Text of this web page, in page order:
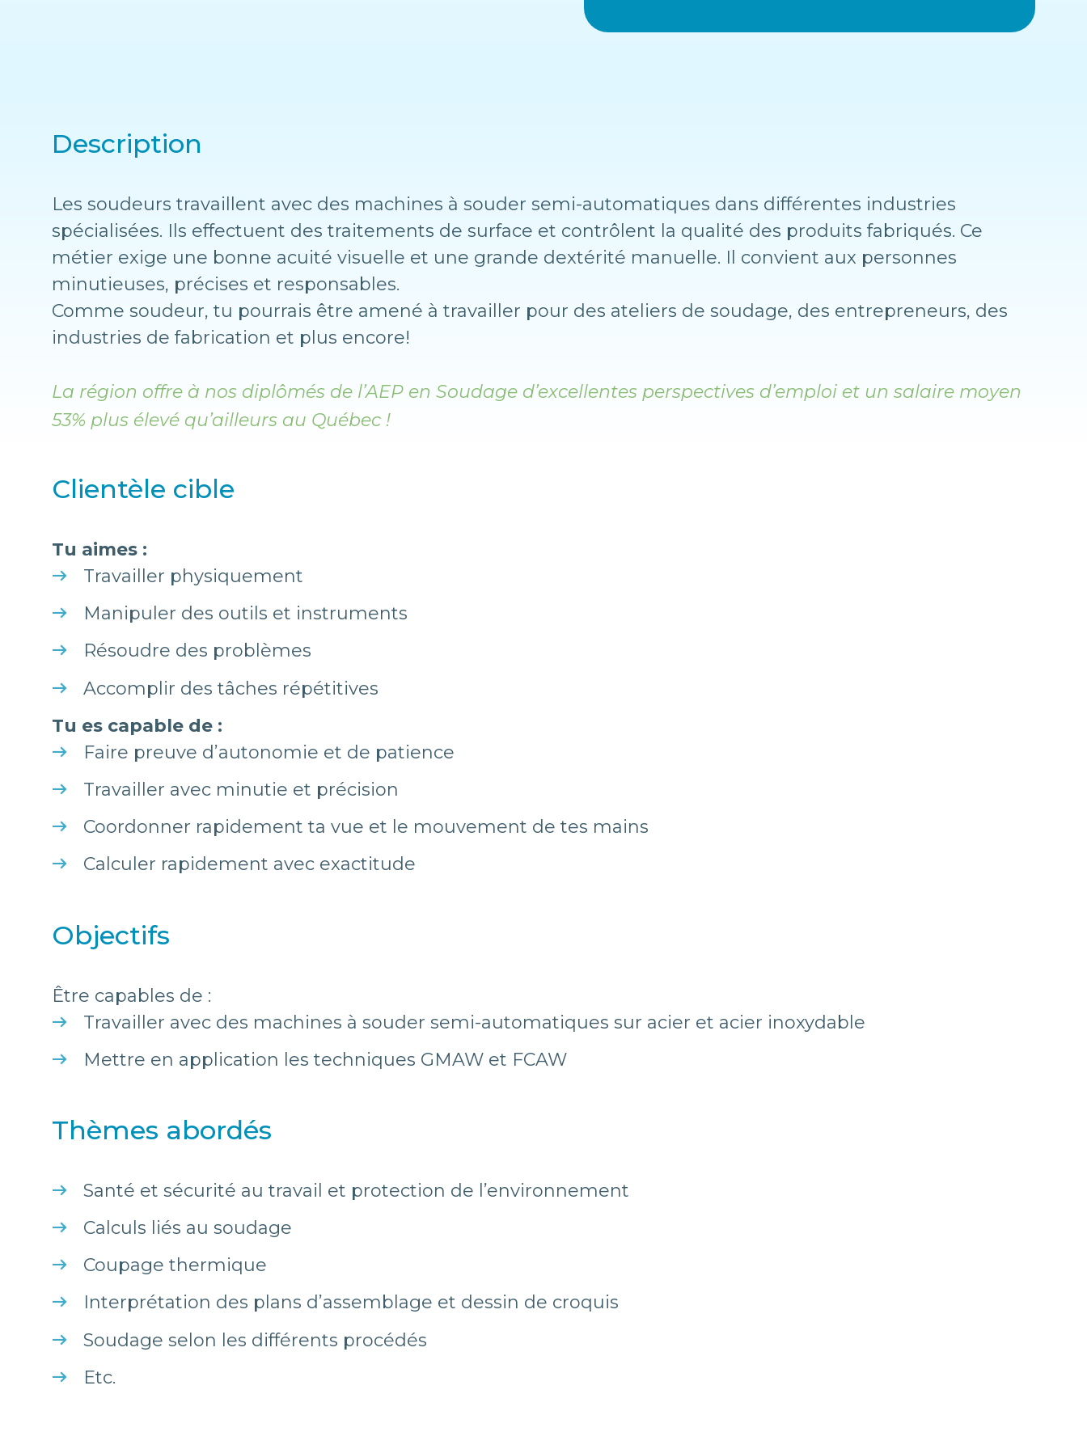
Description
Les soudeurs travaillent avec des machines à souder semi-automatiques dans différentes industries
spécialisées. Ils effectuent des traitements de surface et contrôlent la qualité des produits fabriqués. Ce
métier exige une bonne acuité visuelle et une grande dextérité manuelle. Il convient aux personnes
minutieuses, précises et responsables.
Comme soudeur, tu pourrais être amené à travailler pour des ateliers de soudage, des entrepreneurs, des
industries de fabrication et plus encore!
La région offre à nos diplômés de l’AEP en Soudage d’excellentes perspectives d’emploi et un salaire moyen
53% plus élevé qu’ailleurs au Québec !
Clientèle cible
Tu aimes :
Travailler physiquement
Manipuler des outils et instruments
Résoudre des problèmes
Accomplir des tâches répétitives
Tu es capable de :
Faire preuve d’autonomie et de patience
Travailler avec minutie et précision
Coordonner rapidement ta vue et le mouvement de tes mains
Calculer rapidement avec exactitude
Objectifs
Être capables de :
Travailler avec des machines à souder semi-automatiques sur acier et acier inoxydable
Mettre en application les techniques GMAW et FCAW
Thèmes abordés
Santé et sécurité au travail et protection de l’environnement
Calculs liés au soudage
Coupage thermique
Interprétation des plans d’assemblage et dessin de croquis
Soudage selon les différents procédés
Etc.